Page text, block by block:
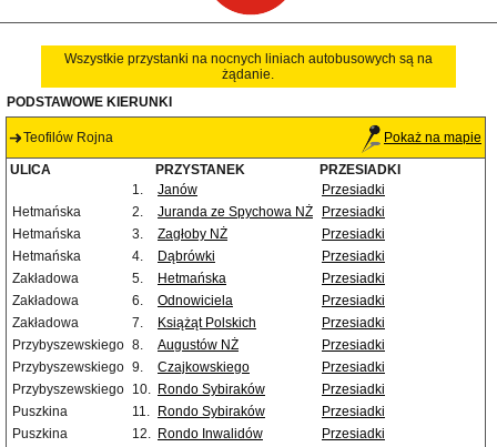
Wszystkie przystanki na nocnych liniach autobusowych są na
żądanie.
PODSTAWOWE KIERUNKI
Teofilów Rojna Pokaż na mapie
ULICA PRZYSTANEK
PRZESIADKI
1.
Janów
Przesiadki
Hetmańska
2. Juranda ze Spychowa NŻ
Przesiadki
Hetmańska
3. Zagłoby NŻ
Przesiadki
Hetmańska
4. Dąbrówki
Przesiadki
Zakładowa
5. Hetmańska
Przesiadki
Zakładowa
6. Odnowiciela
Przesiadki
Zakładowa
7. Książąt Polskich
Przesiadki
Przybyszewskiego 8. Augustów NŻ
Przesiadki
Przybyszewskiego 9. Czajkowskiego
Przesiadki
Przybyszewskiego 10. Rondo Sybiraków
Przesiadki
Puszkina
11. Rondo Sybiraków
Przesiadki
Puszkina
12. Rondo Inwalidów
Przesiadki